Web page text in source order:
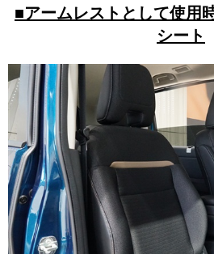
■アームレストとして使用
シート